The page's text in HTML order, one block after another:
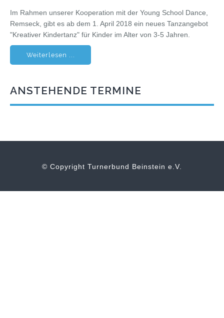
Im Rahmen unserer Kooperation mit der Young School Dance,
Remseck, gibt es ab dem 1. April 2018 ein neues Tanzangebot
"Kreativer Kindertanz" für Kinder im Alter von 3-5 Jahren.
Weiterlesen ...
ANSTEHENDE TERMINE
© Copyright Turnerbund Beinstein e.V.